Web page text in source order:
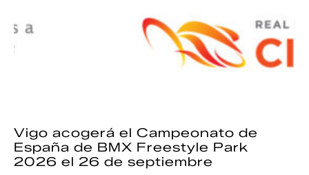
Vigo acogerá el Campeonato de
España de BMX Freestyle Park
2026 el 26 de septiembre